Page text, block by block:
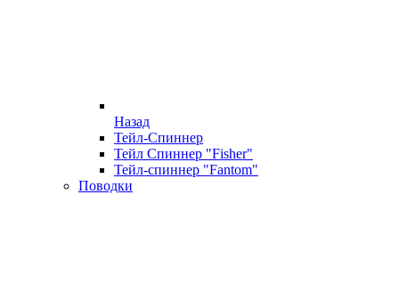
Назад
Тейл-Спиннер
Тейл Спиннер "Fisher"
Тейл-спиннер "Fantom"
Поводки